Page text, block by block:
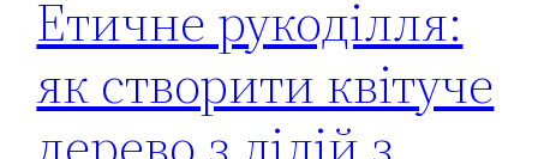
Етичне рукоділля:
як створити квітуче